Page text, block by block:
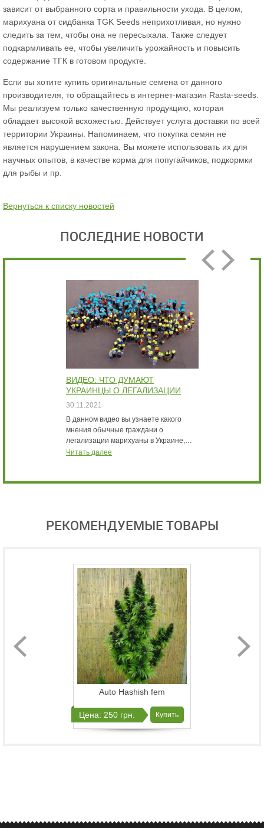
зависит от выбранного сорта и правильности ухода. В целом,
марихуана от сидбанка TGK Seeds неприхотливая, но нужно
следить за тем, чтобы она не пересыхала. Также следует
подкармливать ее, чтобы увеличить урожайность и повысить
содержание ТГК в готовом продукте.
Если вы хотите купить оригинальные семена от данного
производителя, то обращайтесь в интернет-магазин Rasta-seeds.
Мы реализуем только качественную продукцию, которая
обладает высокой всхожестью. Действует услуга доставки по всей
территории Украины. Напоминаем, что покупка семян не
является нарушением закона. Вы можете использовать их для
научных опытов, в качестве корма для попугайчиков, подкормки
для рыбы и пр.
Вернуться к списку новостей
ПОСЛЕДНИЕ НОВОСТИ
ВИДЕО: ЧТО ДУМАЮТ
УКРАИНЦЫ О ЛЕГАЛИЗАЦИИ
МАРИХУАНЫ ИНТЕРВЬЮ
30.11.2021
В данном видео вы узнаете какого
мнения обычные граждани о
легализации марихуаны в Украине,…
Читать далее
РЕКОМЕНДУЕМЫЕ ТОВАРЫ
Auto Hashish fem
Цена: 250 грн. Купить